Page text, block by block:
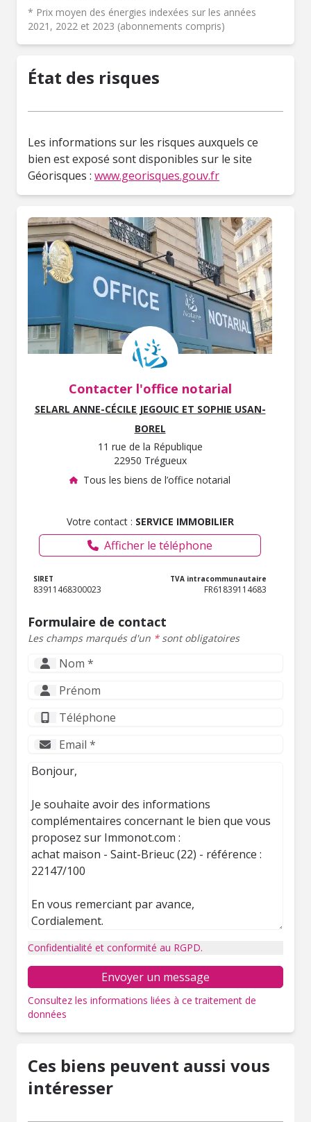
* Prix moyen des énergies indexées sur les années
2021, 2022 et 2023 (abonnements compris)
État des risques
Les informations sur les risques auxquels ce
bien est exposé sont disponibles sur le site
Géorisques : www.georisques.gouv.fr
Contacter l'office notarial
SELARL ANNE-CÉCILE JEGOUIC ET SOPHIE USAN-
BOREL
11 rue de la République
22950 Trégueux
Tous les biens de l’office notarial
Votre contact : SERVICE IMMOBILIER
Afficher le téléphone
SIRET
83911468300023
TVA intracommunautaire
FR61839114683
Formulaire de contact
Les champs marqués d'un *sont obligatoires
Confidentialité et conformité au RGPD.
Envoyer un message
Consultez les informations liées à ce traitement de
données
Ces biens peuvent aussi vous
intéresser